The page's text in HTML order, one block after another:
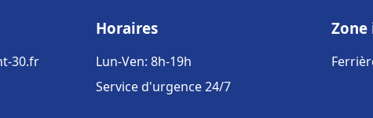
30.fr
Horaires
Lun-Ven: 8h-19h
Service d'urgence 24/7